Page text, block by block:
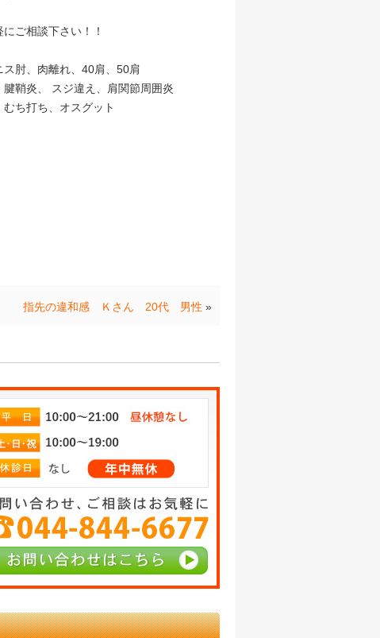
ご相談下さい！！
肘、肉離れ、40肩、50肩
鞘炎、 スジ違え、肩関節周囲炎
ち打ち、オスグット
指先の違和感 Ｋさん 20代 男性 »